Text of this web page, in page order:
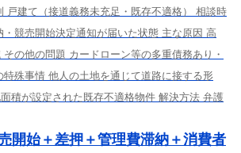
戸建て（接道義務未充足・既存不適格） 相談時
競売開始決定通知が届いた状態 主な原因 高
の他の問題 カードローン等の多重債務あり・
殊事情 他人の土地を通じて道路に接する形
積が設定された既存不適格物件 解決方法 弁護
開始＋差押＋管理費滞納＋消費者